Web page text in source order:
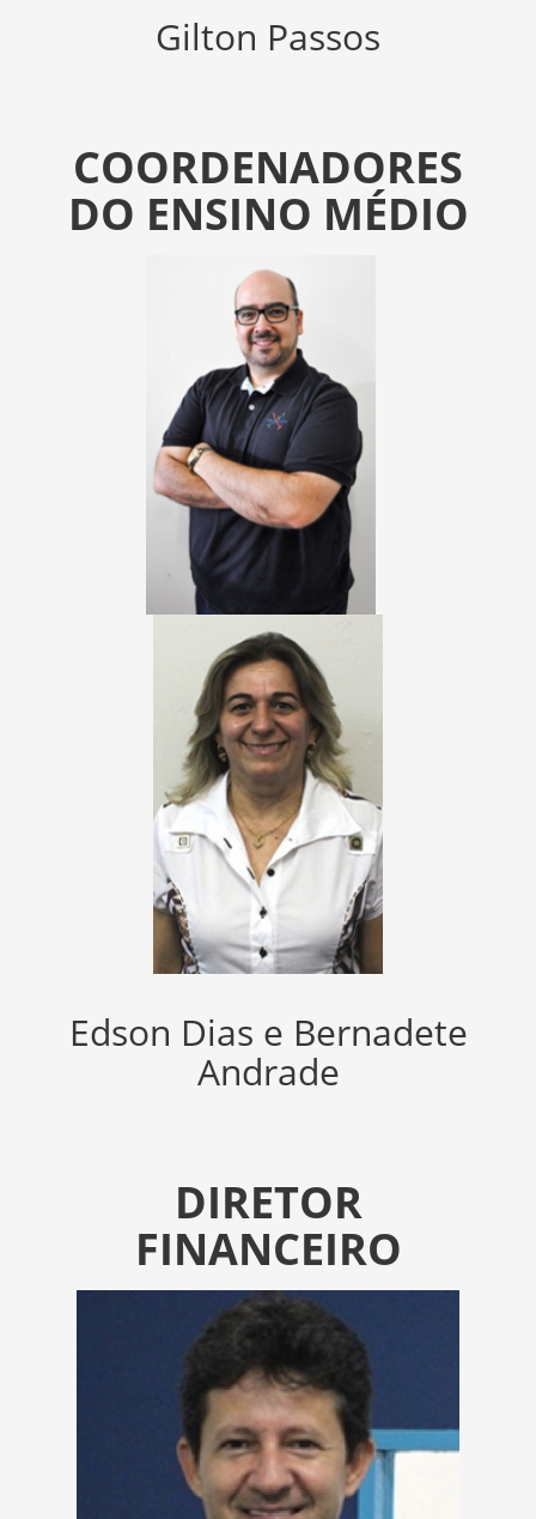
Gilton Passos
COORDENADORES
DO ENSINO MÉDIO
Edson Dias e Bernadete
Andrade
DIRETOR
FINANCEIRO